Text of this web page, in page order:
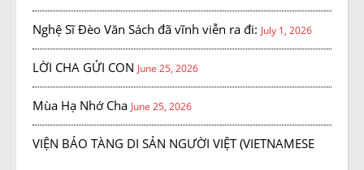
Nghệ Sĩ Đèo Văn Sách đã vĩnh viễn ra đi: July 1, 2026
LỜI CHA GỬI CON June 25, 2026
Mùa Hạ Nhớ Cha June 25, 2026
VIỆN BẢO TÀNG DI SẢN NGƯỜI VIỆT (VIETNAMESE